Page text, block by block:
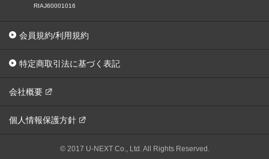
RIAJ60001016
会員規約/利用規約
特定商取引法に基づく表記
会社概要
個人情報保護方針
© 2017 U-NEXT Co., Ltd. All Rights Reserved.